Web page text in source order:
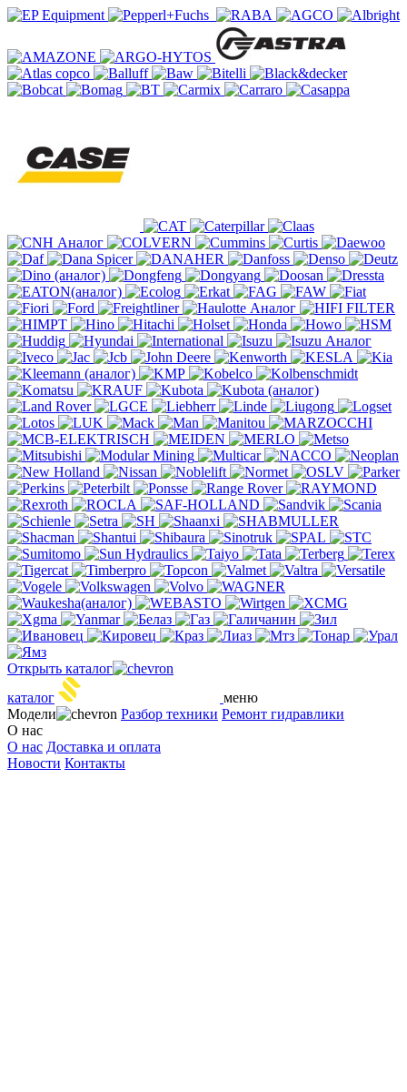
Открыть каталог
каталог
TEEL HEARTменю
Модели
Разбор техники Ремонт гидравлики
О нас
О нас Доставка и оплата
Новости Контакты